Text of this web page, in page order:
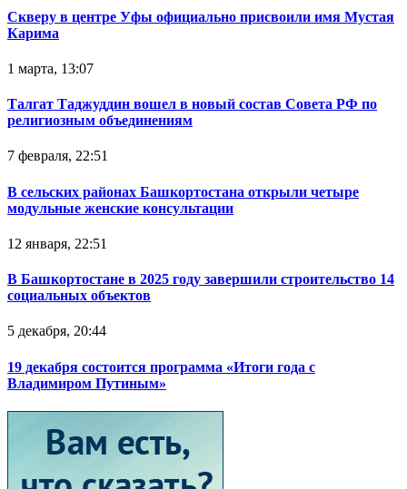
Скверу в центре Уфы официально присвоили имя Мустая
Карима
1 марта, 13:07
Талгат Таджуддин вошел в новый состав Совета РФ по
религиозным объединениям
7 февраля, 22:51
В сельских районах Башкортостана открыли четыре
модульные женские консультации
12 января, 22:51
В Башкортостане в 2025 году завершили строительство 14
социальных объектов
5 декабря, 20:44
19 декабря состоится программа «Итоги года с
Владимиром Путиным»